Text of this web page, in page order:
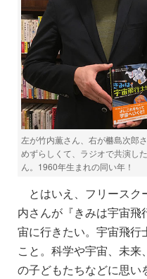
左が竹内薫さん、右が橳島次郎
めずらしくて、ラジオで共演し
ん。1960年生まれの同い年！
とはいえ、フリースク
内さんが『きみは宇宙
宙に行きたい。宇宙飛行
こと。 科学や宇宙、未来
の子どもたちなどに思い